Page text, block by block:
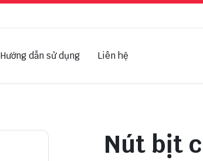
Hướng dẫn sử dụng Liên hệ
Nút bịt